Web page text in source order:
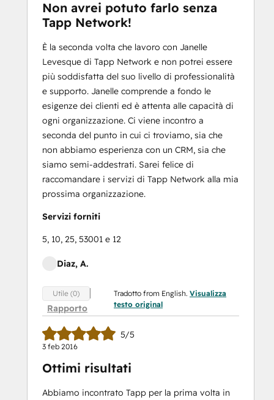
Non avrei potuto farlo senza
Tapp Network!
È la seconda volta che lavoro con Janelle
Levesque di Tapp Network e non potrei essere
più soddisfatta del suo livello di professionalità
e supporto. Janelle comprende a fondo le
esigenze dei clienti ed è attenta alle capacità di
ogni organizzazione. Ci viene incontro a
seconda del punto in cui ci troviamo, sia che
non abbiamo esperienza con un CRM, sia che
siamo semi-addestrati. Sarei felice di
raccomandare i servizi di Tapp Network alla mia
prossima organizzazione.
Servizi forniti
5, 10, 25, 53001 e 12
Diaz, A.
Utile (0)
Rapporto
Tradotto from English.Visualizza
testo original
5/5
3 feb 2016
Ottimi risultati
Abbiamo incontrato Tapp per la prima volta in